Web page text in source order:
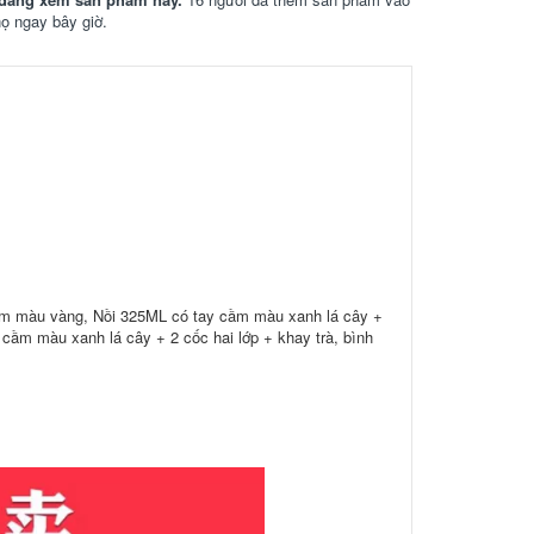
ngay bây giờ.
màu vàng, Nồi 325ML có tay cầm màu xanh lá cây +
màu xanh lá cây + 2 cốc hai lớp + khay trà, bình